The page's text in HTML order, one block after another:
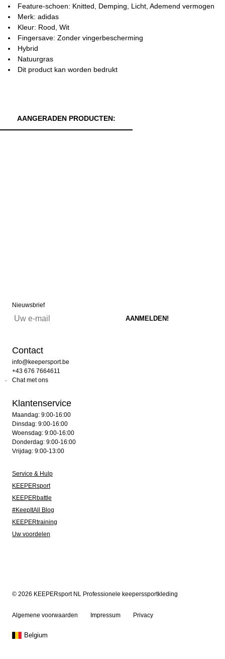
Feature-schoen: Knitted, Demping, Licht, Ademend vermogen
Merk: adidas
Kleur: Rood, Wit
Fingersave: Zonder vingerbescherming
Hybrid
Natuurgras
Dit product kan worden bedrukt
AANGERADEN PRODUCTEN:
Nieuwsbrief
Contact
info@keepersport.be
+43 676 7664611
Chat met ons
Klantenservice
Maandag: 9:00-16:00
Dinsdag: 9:00-16:00
Woensdag: 9:00-16:00
Donderdag: 9:00-16:00
Vrijdag: 9:00-13:00
Service & Hulp
KEEPERsport
KEEPERbattle
#KeepItAll Blog
KEEPERtraining
Uw voordelen
© 2026 KEEPERsport NL Professionele keeperssportkleding
Algemene voorwaarden Impressum Privacy
Belgium